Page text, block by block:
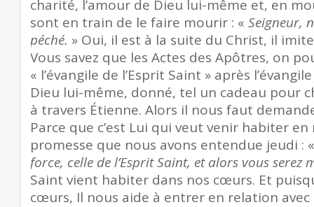
charité, l’amour de Dieu lui-même et, en
sont en train de le faire mourir : « Seigneur,
péché. » Oui, il est à la suite du Christ, il
Vous savez que les Actes des Apôtres, on
« l’évangile de l’Esprit Saint » après
Dieu lui-même, donné, tel un cadeau pour
à travers Étienne. Alors il nous faut
Parce que c’est Lui qui veut venir habiter en
promesse que nous avons entendue jeudi :
force, celle de l’Esprit Saint, et alors vous serez
Saint vient habiter dans nos cœurs. Et
cœurs, Il nous aide à entrer en relation avec